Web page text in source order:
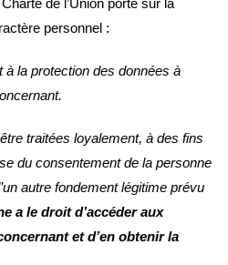
de l’Union porte sur la
personnel :
à la protection des données à
traitées loyalement, à des fins
du consentement de la personne
autre fondement légitime prévu
a le droit d’accéder aux
et d’en obtenir la